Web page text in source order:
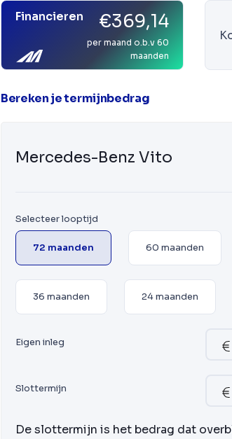
Financieren €369,14
per maand o.b.v 60
maanden
Bereken je termijnbedrag
Mercedes-Benz Vito
Selecteer looptijd
72 maanden 60 maanden
36 maanden 24 maanden
Eigen inleg
Slottermijn
De slottermijn is het bedrag dat